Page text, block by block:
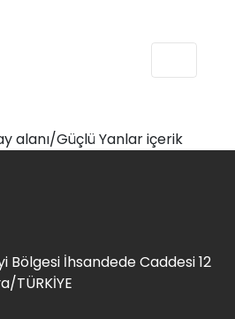
alanı/Güçlü Yanlar içerik
Bölgesi İhsandede Caddesi 12
TÜRKİYE